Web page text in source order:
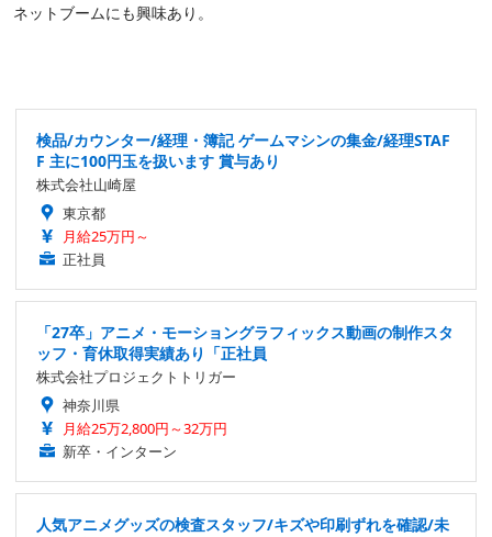
ネットブームにも興味あり。
検品/カウンター/経理・簿記 ゲームマシンの集金/経理STAF
F 主に100円玉を扱います 賞与あり
株式会社山崎屋
東京都
月給25万円～
正社員
「27卒」アニメ・モーショングラフィックス動画の制作スタ
ッフ・育休取得実績あり「正社員
株式会社プロジェクトトリガー
神奈川県
月給25万2,800円～32万円
新卒・インターン
人気アニメグッズの検査スタッフ/キズや印刷ずれを確認/未